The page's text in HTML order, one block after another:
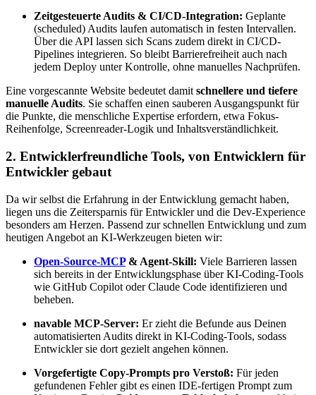
Zeitgesteuerte Audits & CI/CD-Integration: Geplante
(scheduled) Audits laufen automatisch in festen Intervallen.
Über die API lassen sich Scans zudem direkt in CI/CD-
Pipelines integrieren. So bleibt Barrierefreiheit auch nach
jedem Deploy unter Kontrolle, ohne manuelles Nachprüfen.
Eine vorgescannte Website bedeutet damit schnellere und tiefere
manuelle Audits. Sie schaffen einen sauberen Ausgangspunkt für
die Punkte, die menschliche Expertise erfordern, etwa Fokus-
Reihenfolge, Screenreader-Logik und Inhaltsverständlichkeit.
2. Entwicklerfreundliche Tools, von Entwicklern für
Entwickler gebaut
Da wir selbst die Erfahrung in der Entwicklung gemacht haben,
liegen uns die Zeitersparnis für Entwickler und die Dev-Experience
besonders am Herzen. Passend zur schnellen Entwicklung und zum
heutigen Angebot an KI-Werkzeugen bieten wir:
Open-Source-MCP& Agent-Skill: Viele Barrieren lassen
sich bereits in der Entwicklungsphase über KI-Coding-Tools
wie GitHub Copilot oder Claude Code identifizieren und
beheben.
navable MCP-Server: Er zieht die Befunde aus Deinen
automatisierten Audits direkt in KI-Coding-Tools, sodass
Entwickler sie dort gezielt angehen können.
Vorgefertigte Copy-Prompts pro Verstoß: Für jeden
gefundenen Fehler gibt es einen IDE-fertigen Prompt zum